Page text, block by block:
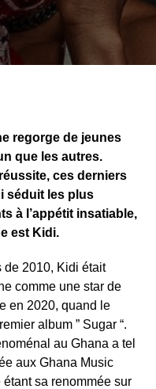
regorge de jeunes
que les autres.
ces derniers
séduit les plus
à l’appétit insatiable,
est Kidi.
de 2010, Kidi était
comme une star de
en 2020, quand le
album ” Sugar “.
au Ghana a tel
aux Ghana Music
sa renommée sur